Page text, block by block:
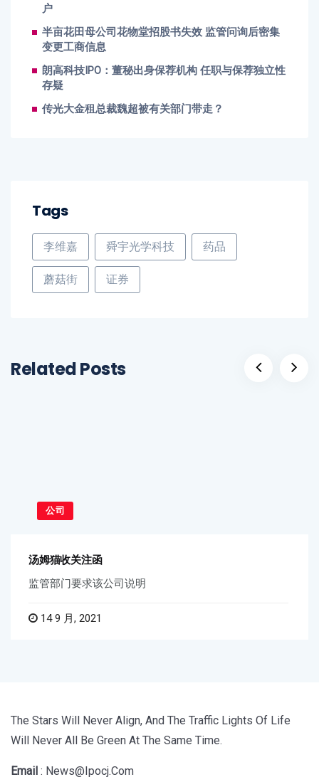
户
半亩花田母公司花物堂招股书失效 监管问询后密集
变更工商信息
朗高科技IPO：董秘出身保荐机构 任职与保荐独立性
存疑
传光大金租总裁魏超被有关部门带走？
Tags
李维嘉 舜宇光学科技 药品
蘑菇街 证券
Related Posts
公司
汤姆猫收关注函
监管部门要求该公司说明
14 9 月, 2021
The Stars Will Never Align, And The Traffic Lights Of Life
Will Never All Be Green At The Same Time.
Email : News@ipocj.com